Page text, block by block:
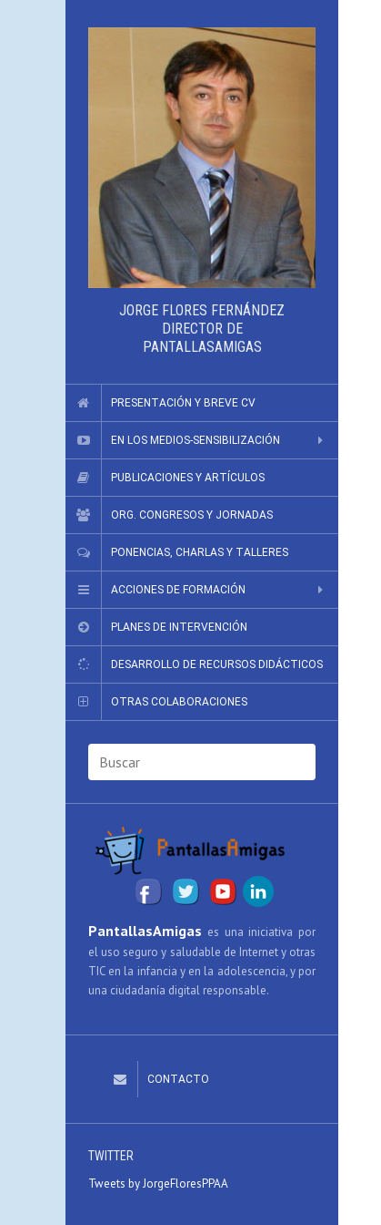
JORGE FLORES FERNÁNDEZ
DIRECTOR DE
PANTALLASAMIGAS
PRESENTACIÓN Y BREVE CV
EN LOS MEDIOS-SENSIBILIZACIÓN
PUBLICACIONES Y ARTÍCULOS
ORG. CONGRESOS Y JORNADAS
PONENCIAS, CHARLAS Y TALLERES
ACCIONES DE FORMACIÓN
PLANES DE INTERVENCIÓN
DESARROLLO DE RECURSOS DIDÁCTICOS
OTRAS COLABORACIONES
PantallasAmigas es una iniciativa por
el uso seguro y saludable de Internet y otras
TIC en la infancia y en la adolescencia, y por
una ciudadanía digital responsable.
CONTACTO
TWITTER
Tweets by JorgeFloresPPAA